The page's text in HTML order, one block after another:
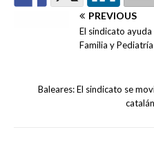
PREVIOUS
El sindicato
Familia y
Baleares: El sindicato se